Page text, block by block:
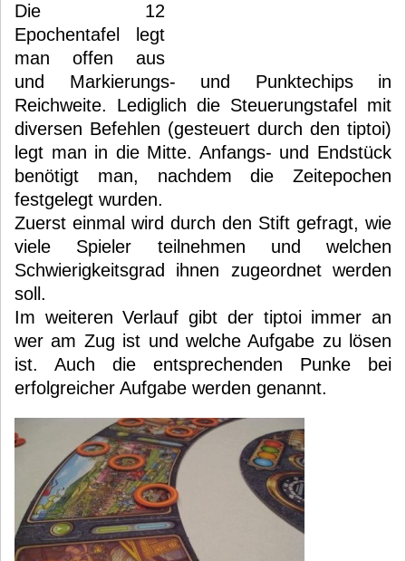
Die 12
Epochentafel legt
man offen aus
und Markierungs- und Punktechips in
Reichweite. Lediglich die Steuerungstafel mit
diversen Befehlen (gesteuert durch den tiptoi)
legt man in die Mitte. Anfangs- und Endstück
benötigt man, nachdem die Zeitepochen
festgelegt wurden.
Zuerst einmal wird durch den Stift gefragt, wie
viele Spieler teilnehmen und welchen
Schwierigkeitsgrad ihnen zugeordnet werden
soll.
Im weiteren Verlauf gibt der tiptoi immer an
wer am Zug ist und welche Aufgabe zu lösen
ist. Auch die entsprechenden Punke bei
erfolgreicher Aufgabe werden genannt.